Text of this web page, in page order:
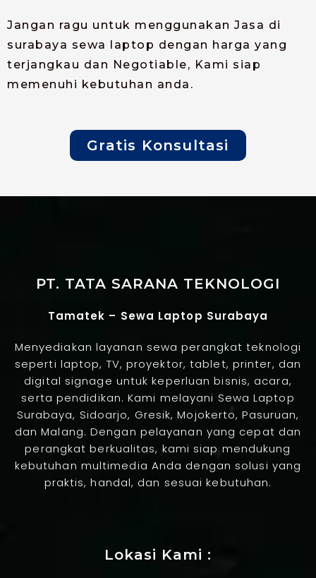
Jangan ragu untuk menggunakan Jasa di
surabaya sewa laptop dengan harga yang
terjangkau dan Negotiable, Kami siap
memenuhi kebutuhan anda.
Gratis Konsultasi
PT. TATA SARANA TEKNOLOGI
Tamatek – Sewa Laptop Surabaya
Menyediakan layanan sewa perangkat teknologi
seperti laptop, TV, proyektor, tablet, printer, dan
digital signage untuk keperluan bisnis, acara,
serta pendidikan. Kami melayani Sewa Laptop
Surabaya, Sidoarjo, Gresik, Mojokerto, Pasuruan,
dan Malang. Dengan pelayanan yang cepat dan
perangkat berkualitas, kami siap mendukung
kebutuhan multimedia Anda dengan solusi yang
praktis, handal, dan sesuai kebutuhan.
Lokasi Kami :